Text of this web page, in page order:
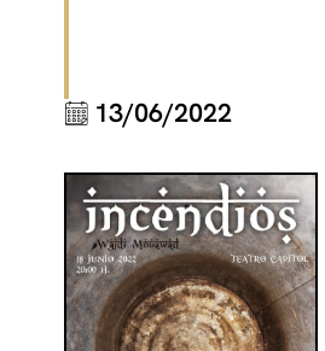
13/06/2022